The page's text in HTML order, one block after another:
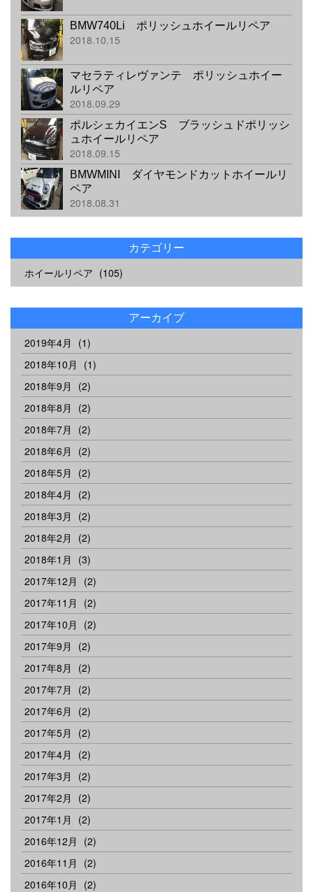
BMW740Li ポリッシュホイールリペア
2018.10.15
マセラティレヴァンテ ポリッシュホイー
ルリペア
2018.09.29
ポルシェカイエンS ブラッシュドポリッシ
ュホイールリペア
2018.09.15
BMWMINI ダイヤモンドカットホイールリ
ペア
2018.08.31
カテゴリー
ホイールリペア (105)
アーカイブ
2019年4月
(1)
2018年10月
(1)
2018年9月
(2)
2018年8月
(2)
2018年7月
(2)
2018年6月
(2)
2018年5月
(2)
2018年4月
(2)
2018年3月
(2)
2018年2月
(2)
2018年1月
(3)
2017年12月
(2)
2017年11月
(2)
2017年10月
(2)
2017年9月
(2)
2017年8月
(2)
2017年7月
(2)
2017年6月
(2)
2017年5月
(2)
2017年4月
(2)
2017年3月
(2)
2017年2月
(2)
2017年1月
(2)
2016年12月
(2)
2016年11月
(2)
2016年10月
(2)